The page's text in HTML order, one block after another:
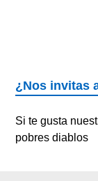
¿Nos invitas
Si te gusta
pobres diablos